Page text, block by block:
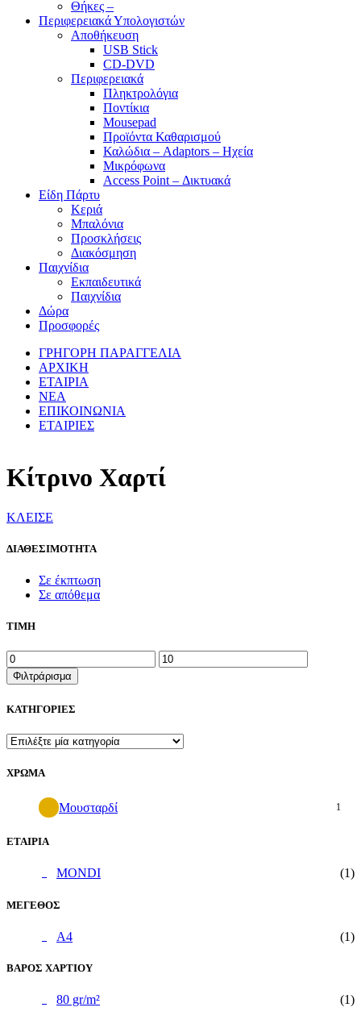
Θήκες –
Περιφερειακά Υπολογιστών
Αποθήκευση
USB Stick
CD-DVD
Περιφερειακά
Πληκτρολόγια
Ποντίκια
Mousepad
Προϊόντα Καθαρισμού
Καλώδια – Adaptors – Ηχεία
Μικρόφωνα
Access Point – Δικτυακά
Είδη Πάρτυ
Κεριά
Μπαλόνια
Προσκλήσεις
Διακόσμηση
Παιχνίδια
Εκπαιδευτικά
Παιχνίδια
Δώρα
Προσφορές
ΓΡΗΓΟΡΗ ΠΑΡΑΓΓΕΛΙΑ
ΑΡΧΙΚΗ
ΕΤΑΙΡΙΑ
ΝΕΑ
ΕΠΙΚΟΙΝΩΝΙΑ
ΕΤΑΙΡΙΕΣ
Κίτρινο Χαρτί
ΚΛΕΙΣΕ
ΔΙΑΘΕΣΙΜΟΤΗΤΑ
Σε έκπτωση
Σε απόθεμα
ΤΙΜΗ
Ελάχιστη
τιμή
Μέγιστη
τιμή
Φιλτράρισμα
ΚΑΤΗΓΟΡΙΕΣ
ΧΡΩΜΑ
Μουσταρδί 1
ΕΤΑΙΡΙΑ
MONDI (1)
ΜΕΓΕΘΟΣ
A4 (1)
ΒΑΡΟΣ ΧΑΡΤΙΟΥ
80 gr/m² (1)